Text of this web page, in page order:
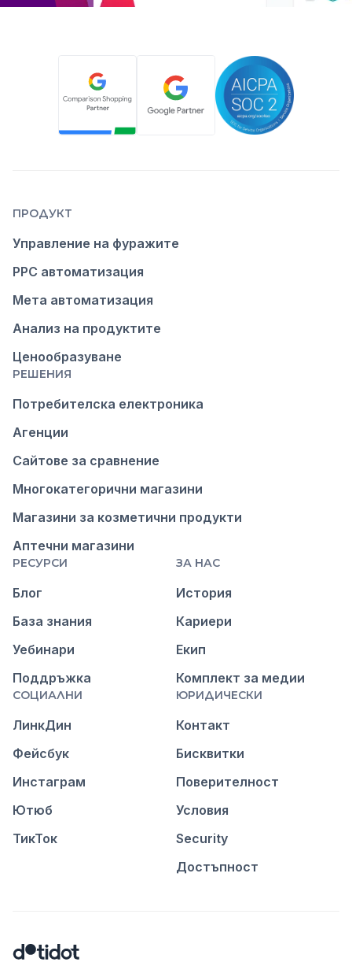
ПРОДУКТ
Управление на фуражите
PPC автоматизация
Мета автоматизация
Анализ на продуктите
Ценообразуване
РЕШЕНИЯ
Потребителска електроника
Агенции
Сайтове за сравнение
Многокатегорични магазини
Магазини за козметични продукти
Аптечни магазини
РЕСУРСИ
Блог
База знания
Уебинари
Поддръжка
ЗА НАС
История
Кариери
Екип
Комплект за медии
СОЦИАЛНИ
ЛинкДин
Фейсбук
Инстаграм
Ютюб
ТикТок
ЮРИДИЧЕСКИ
Контакт
Бисквитки
Поверителност
Условия
Security
Достъпност